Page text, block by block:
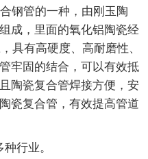
钢管的一种，由刚玉陶
成，里面的氧化铝陶瓷经
具有高硬度、高耐磨性、
牢固的结合，可以有效抵
陶瓷复合管焊接方便，安
瓷复合管，有效提高管道
行业。